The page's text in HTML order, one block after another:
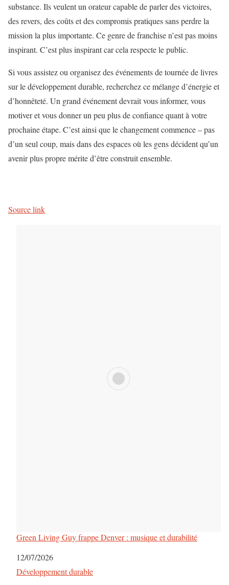
substance. Ils veulent un orateur capable de parler des victoires,
des revers, des coûts et des compromis pratiques sans perdre la
mission la plus importante. Ce genre de franchise n’est pas moins
inspirant. C’est plus inspirant car cela respecte le public.
Si vous assistez ou organisez des événements de tournée de livres
sur le développement durable, recherchez ce mélange d’énergie et
d’honnêteté. Un grand événement devrait vous informer, vous
motiver et vous donner un peu plus de confiance quant à votre
prochaine étape. C’est ainsi que le changement commence – pas
d’un seul coup, mais dans des espaces où les gens décident qu’un
avenir plus propre mérite d’être construit ensemble.
Source link
Green Living Guy frappe Denver : musique et durabilité
Date
12/07/2026
Par rapport à
Développement durable